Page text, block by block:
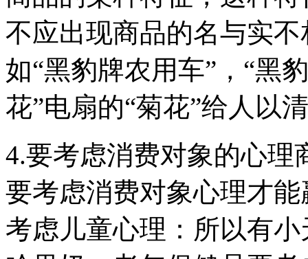
不应出现商品的名与实
如“黑豹牌农用车”，“黑
花”电扇的“菊花”给人以
4.要考虑消费对象的心理
要考虑消费对象心理才
考虑儿童心理：所以有